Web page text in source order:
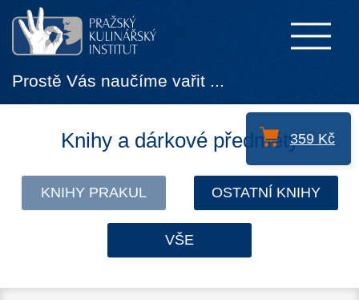
359 Kč
Prostě Vás naučíme vařit ...
Knihy a dárkové předměty
KNIHY PRAKUL OSTATNÍ KNIHY
VŠE